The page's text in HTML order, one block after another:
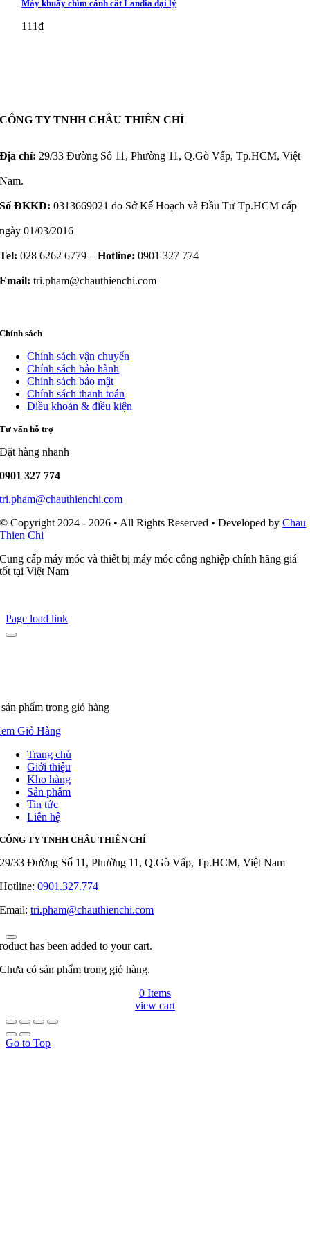
Máy khuấy chìm cánh cắt Landia đại lý
111₫
CÔNG TY TNHH CHÂU THIÊN CHÍ
Địa chỉ: 29/33 Đường Số 11, Phường 11, Q.Gò Vấp, Tp.HCM, Việt
Nam.
Số ĐKKD: 0313669021 do Sở Kế Hoạch và Đầu Tư Tp.HCM cấp
ngày 01/03/2016
Tel: 028 6262 6779 –Hotline: 0901 327 774
Email: tri.pham@chauthienchi.com
Chính sách
Chính sách vận chuyển
Chính sách bảo hành
Chính sách bảo mật
Chính sách thanh toán
Điều khoản & điều kiện
Tư vấn hỗ trợ
Đặt hàng nhanh
0901 327 774
tri.pham@chauthienchi.com
© Copyright 2024 - 2026 • All Rights Reserved • Developed byChau
Thien Chi
Cung cấp máy móc và thiết bị máy móc công nghiệp chính hãng giá
tốt tại Việt Nam
Page load link
phẩm trong giỏ hàng
Giỏ Hàng
Trang chủ
Giới thiệu
Kho hàng
Sản phẩm
Tin tức
Liên hệ
CÔNG TY TNHH CHÂU THIÊN CHÍ
29/33 Đường Số 11, Phường 11, Q.Gò Vấp, Tp.HCM, Việt Nam
Hotline:0901.327.774
Email:tri.pham@chauthienchi.com
has been added to your cart.
Chưa có sản phẩm trong giỏ hàng.
0 Items
view cart
Go to Top